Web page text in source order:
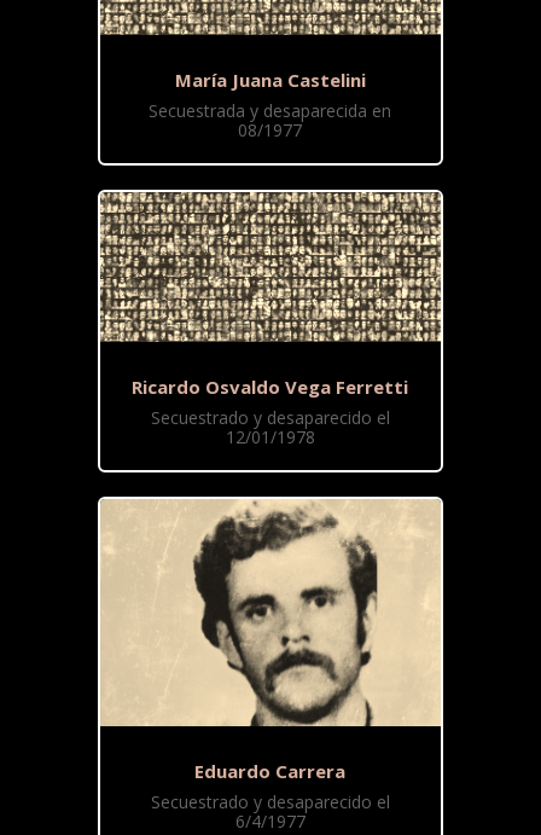
María Juana Castelini
Secuestrada y desaparecida en
08/1977
Ricardo Osvaldo Vega Ferretti
Secuestrado y desaparecido el
12/01/1978
Eduardo Carrera
Secuestrado y desaparecido el
6/4/1977